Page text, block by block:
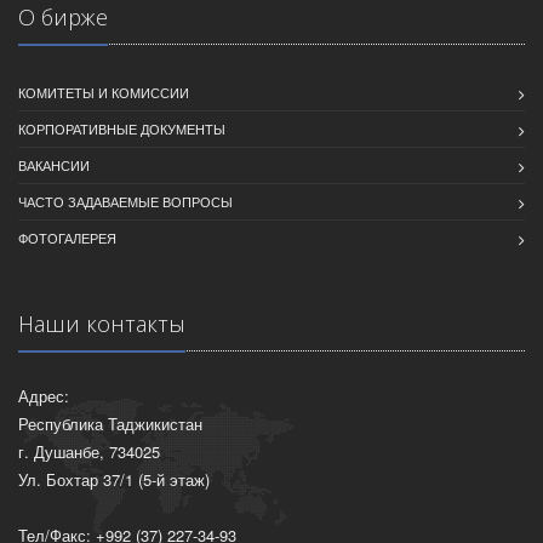
О бирже
КОМИТЕТЫ И КОМИССИИ
КОРПОРАТИВНЫЕ ДОКУМЕНТЫ
ВАКАНСИИ
ЧАСТО ЗАДАВАЕМЫЕ ВОПРОСЫ
ФОТОГАЛЕРЕЯ
Наши контакты
Адрес:
Республика Таджикистан
г. Душанбе, 734025
Ул. Бохтар 37/1 (5-й этаж)
Тел/Факс: +992 (37) 227-34-93